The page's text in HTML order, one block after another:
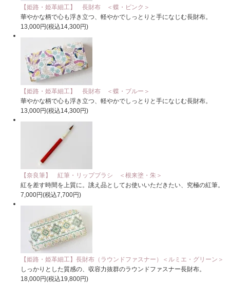
【姫路・姫革細工】 長財布 ＜蝶・ピンク＞
華やかな柄で心も浮き立つ、軽やかでしっとりと手になじむ長財布。
13,000円(税込14,300円)
【姫路・姫革細工】 長財布 ＜蝶・ブルー＞
華やかな柄で心も浮き立つ、軽やかでしっとりと手になじむ長財布。
13,000円(税込14,300円)
【奈良筆】 紅筆・リップブラシ ＜根来塗・朱＞
紅を差す時間を上質に。誂え品としてお使いいただきたい、究極の紅筆。
7,000円(税込7,700円)
【姫路・姫革細工】長財布（ラウンドファスナー）＜ルミエ・グリーン＞
しっかりとした質感の、収容力抜群のラウンドファスナー長財布。
18,000円(税込19,800円)